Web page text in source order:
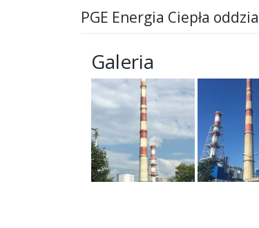
PGE Energia Ciepła
Galeria